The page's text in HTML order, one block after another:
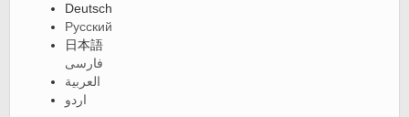
Deutsch
Русский
日本語
فارسی
العربية
اردو